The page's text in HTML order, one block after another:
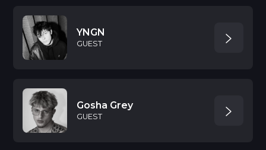
YNGN
GUEST
Gosha Grey
GUEST